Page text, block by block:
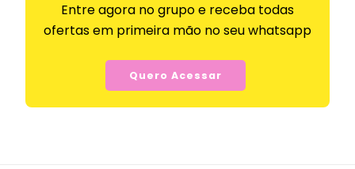
Entre agora no grupo e receba todas
ofertas em primeira mão no seu whatsapp
Quero Acessar